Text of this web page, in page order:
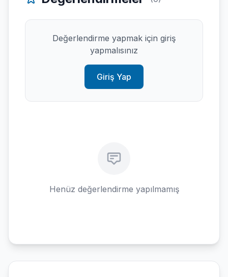
Değerlendirme yapmak için giriş
yapmalısınız
Giriş Yap
Henüz değerlendirme yapılmamış